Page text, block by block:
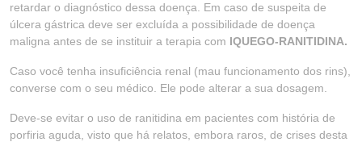
retardar o diagnóstico dessa doença. Em caso de suspeita de
úlcera gástrica deve ser excluída a possibilidade de doença
maligna antes de se instituir a terapia com IQUEGO-RANITIDINA.
Caso você tenha insuficiência renal (mau funcionamento dos rins),
converse com o seu médico. Ele pode alterar a sua dosagem.
Deve-se evitar o uso de ranitidina em pacientes com história de
porfiria aguda, visto que há relatos, embora raros, de crises desta